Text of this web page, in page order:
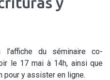
l’affiche du séminaire co-
le 17 mai à 14h, ainsi que
pour y assister en ligne.